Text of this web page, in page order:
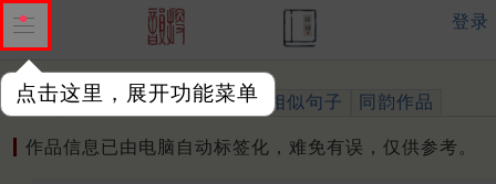
点击这里，展开功能菜单
登录
作品 标注四声 出处、引用 相似句子 同韵作品
作品信息已由电脑自动标签化，难免有误，仅供参考。